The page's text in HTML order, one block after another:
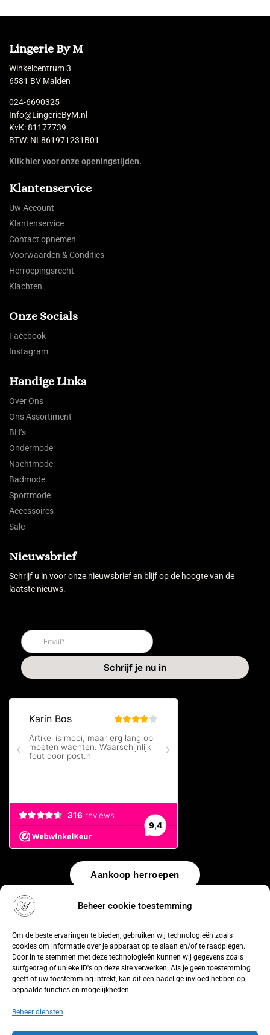
Beheer cookie toestemming
Om de beste ervaringen te bieden, gebruiken wij technologieën zoals
cookies om informatie over je apparaat op te slaan en/of te raadplegen.
Door in te stemmen met deze technologieën kunnen wij gegevens zoals
surfgedrag of unieke ID's op deze site verwerken. Als je geen toestemming
geeft of uw toestemming intrekt, kan dit een nadelige invloed hebben op
bepaalde functies en mogelijkheden.
Beheer diensten
Lingerie By M
Winkelcentrum 3
6581 BV Malden
024-6690325
Info@LingerieByM.nl
KvK: 81177739
BTW: NL861971231B01
Klik hier voor onze openingstijden.
Klantenservice
Uw Account
Klantenservice
Contact opnemen
Voorwaarden & Condities
Herroepingsrecht
Klachten
Onze Socials
Facebook
Instagram
Handige Links
Over Ons
Ons Assortiment
BH’s
Ondermode
Nachtmode
Badmode
Sportmode
Accessoires
Sale
Nieuwsbrief
Schrijf u in voor onze nieuwsbrief en blijf op de hoogte van de
laatste nieuws.
Aankoop herroepen
© 2026 by WebUnlimited–Algemene voorwaarden